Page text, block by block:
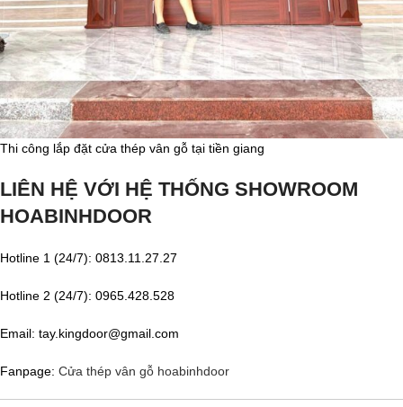
Thi công lắp đặt cửa thép vân gỗ tại tiền giang
LIÊN HỆ VỚI HỆ THỐNG SHOWROOM
HOABINHDOOR
Hotline 1 (24/7): 0813.11.27.27
Hotline 2 (24/7): 0965.428.528
Email: tay.kingdoor@gmail.com
Fanpage: Cửa thép vân gỗ hoabinhdoor